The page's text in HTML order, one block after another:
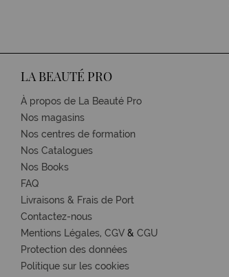
LA BEAUTÉ PRO
À propos de La Beauté Pro
Nos magasins
Nos centres de formation
Nos Catalogues
Nos Books
FAQ
Livraisons & Frais de Port
Contactez-nous
Mentions Légales, CGV & CGU
Protection des données
Politique sur les cookies